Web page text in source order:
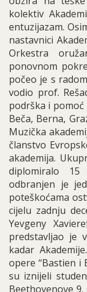
kolektiv
entuzijazam.
nastavnici
Orkestra
ponovnom
počeo je s
vodio prof.
podrška i
Beča, Berna,
Muzička
članstvo
akademija.
diplomiralo
odbranjen je
poteškoćama
cijelu zadnju
Yevgeny
predstavljao je
kadar
opere “Bastien i
su iznijeli
Beethovenove